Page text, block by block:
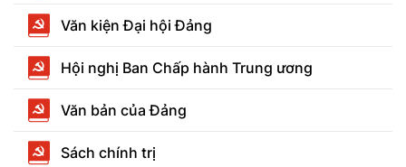
Văn kiện Đại hội Đảng
Hội nghị Ban Chấp hành Trung ương
Văn bản của Đảng
Sách chính trị